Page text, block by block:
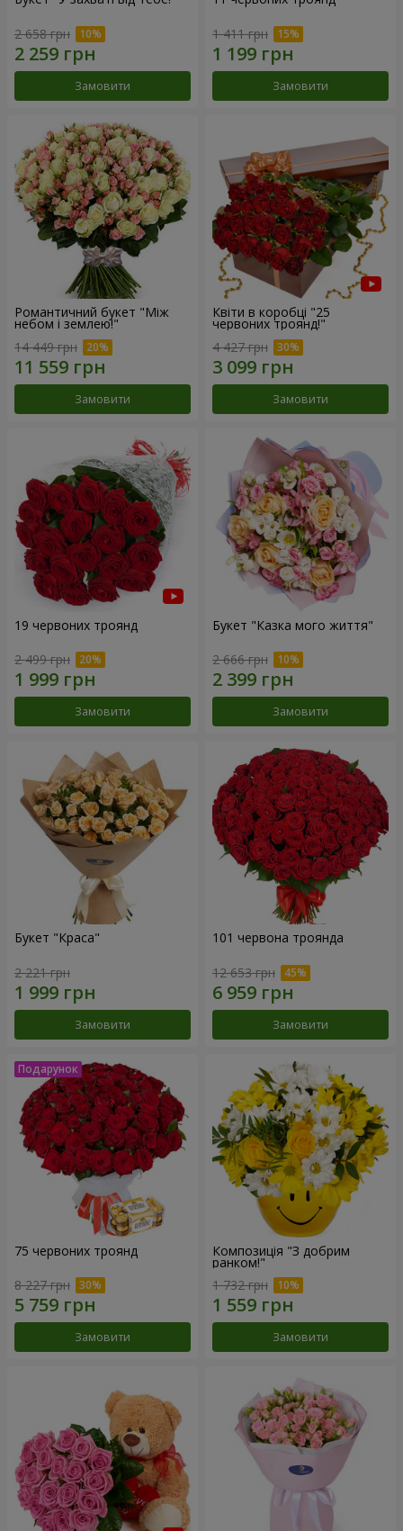
2 658 грн
Замовити
1 411 грн
Замовити
Романтичний букет "Між
небом і землею!"
14 449 грн
Замовити
Квіти в коробці "25
червоних троянд!"
4 427 грн
Замовити
19 червоних троянд
2 499 грн
Замовити
Букет "Казка мого життя"
2 666 грн
Замовити
Букет "Краса"
2 221 грн
Замовити
101 червона троянда
12 653 грн
Замовити
75 червоних троянд
8 227 грн
Замовити
Композиція "З добрим
ранком!"
1 732 грн
Замовити